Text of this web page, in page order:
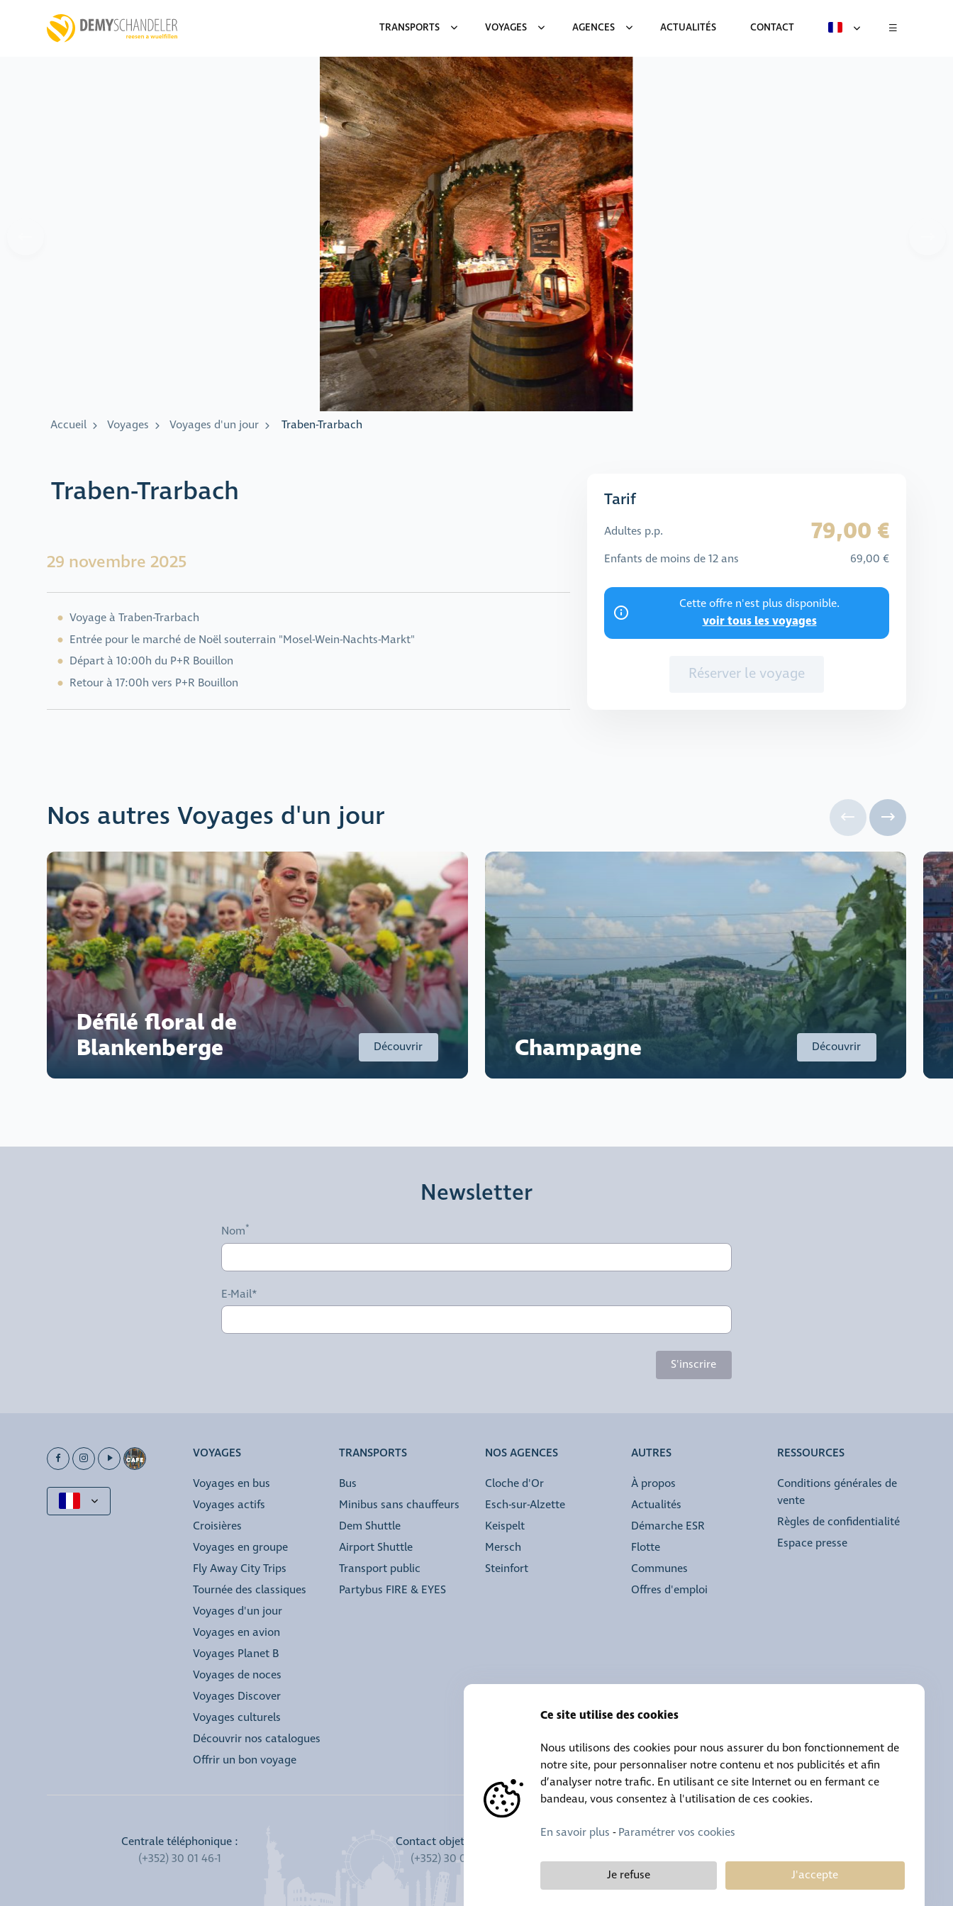
TRANSPORTS VOYAGES AGENCES ACTUALITÉS CONTACT
Accueil Voyages Voyages d'un jour Traben-Trarbach
Tarif
Adultes p.p. 79,00 €
Enfants de moins de 12 ans 69,00 €
Cette offre n'est plus disponible.
voir tous les voyages
Réserver le voyage
Traben-Trarbach
29 novembre 2025
Voyage à Traben-Trarbach
Entrée pour le marché de Noël souterrain "Mosel-Wein-Nachts-Markt"
Départ à 10:00h du P+R Bouillon
Retour à 17:00h vers P+R Bouillon
Nos autres Voyages d'un jour
Défilé floral de
Blankenberge
Découvrir Champagne Découvrir
Newsletter
Nom
E-Mail*
S'inscrire
VOYAGES
Voyages en bus
Voyages actifs
Croisières
Voyages en groupe
Fly Away City Trips
Tournée des classiques
Voyages d'un jour
Voyages en avion
Voyages Planet B
Voyages de noces
Voyages Discover
Voyages culturels
Découvrir nos catalogues
Offrir un bon voyage
TRANSPORTS
Bus
Minibus sans chauffeurs
Dem Shuttle
Airport Shuttle
Transport public
Partybus FIRE & EYES
NOS AGENCES
Cloche d'Or
Esch-sur-Alzette
Keispelt
Mersch
Steinfort
AUTRES
À propos
Actualités
Démarche ESR
Flotte
Communes
Offres d'emploi
RESSOURCES
Conditions générales de
vente
Règles de confidentialité
Espace presse
Centrale téléphonique :
(+352) 30 01 46-1
Contact objets trouvés :
(+352) 30 01 46 84
(+352) 30 01 46 80 (24h/24 7j/7)
Ce site utilise des cookies
Nous utilisons des cookies pour nous assurer du bon fonctionnement de
notre site, pour personnaliser notre contenu et nos publicités et afin
d’analyser notre trafic. En utilisant ce site Internet ou en fermant ce
bandeau, vous consentez à l'utilisation de ces cookies.
En savoir plus -Paramétrer vos cookies
Je refuse J'accepte